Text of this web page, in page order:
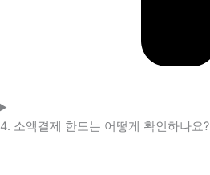
4. 소액결제 한도는 어떻게 확인하나요?